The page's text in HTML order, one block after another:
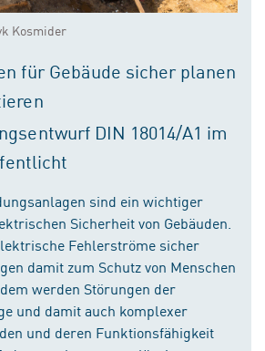
Kosmider
für Gebäude sicher planen
DIN 18014/A1 im
sind ein wichtiger
Sicherheit von Gebäuden.
Fehlerströme sicher
damit zum Schutz von Menschen
werden Störungen der
und damit auch komplexer
und deren Funktionsfähigkeit